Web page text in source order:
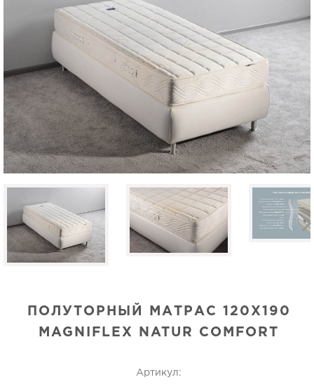
ПОЛУТОРНЫЙ МАТРАС 120Х190
MAGNIFLEX NATUR COMFORT
Артикул: